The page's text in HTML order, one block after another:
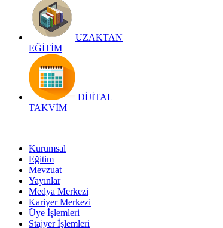
UZAKTAN
EĞİTİM
DİJİTAL
TAKVİM
Kurumsal
Eğitim
Mevzuat
Yayınlar
Medya Merkezi
Kariyer Merkezi
Üye İşlemleri
Stajyer İşlemleri